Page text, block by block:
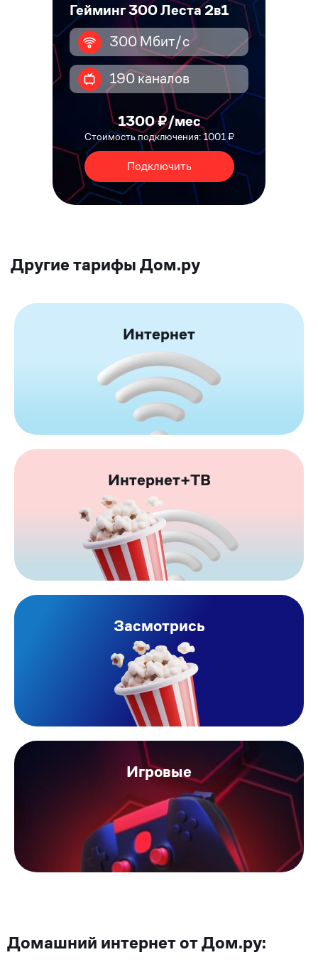
Гейминг 300 Леста 2в1
300 Мбит/с
190 каналов
1300 ₽/мес
Стоимость подключения: 1001 ₽
Подключить
Другие тарифы Дом.ру
Интернет
Интернет+ТВ
Засмотрись
Игровые
Домашний интернет от Дом.ру: